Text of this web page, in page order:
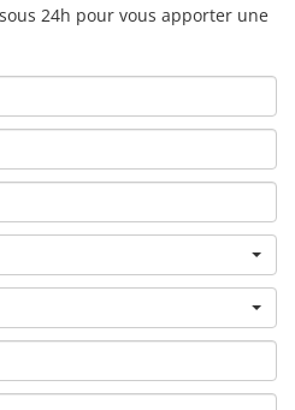
24h pour vous apporter une